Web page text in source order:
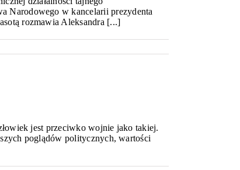
Narodowego w kancelarii prezydenta
rozmawia Aleksandra [...]
jest przeciwko wojnie jako takiej.
poglądów politycznych, wartości